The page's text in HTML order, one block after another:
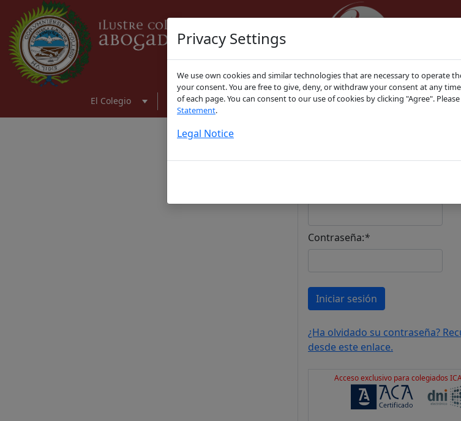
El Colegio Servicios para colegiados Ciudadanos Turno de
Coruña
Contraseña:*
Iniciar sesión
¿Ha olvidado su contraseña?
desde este enlace.
Acceso exclusivo para colegiados
Privacy Settings
We use own cookies and similar technologies that are necessary to operate
your consent. You are free to give, deny, or withdraw your consent at any
of each page. You can consent to our use of cookies by clicking "Agree".
Statement.
Legal Notice